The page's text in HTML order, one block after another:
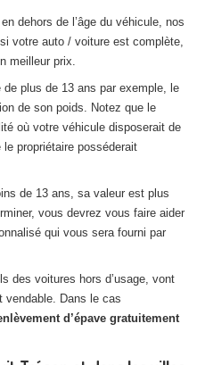
dehors de l’âge du véhicule, nos
votre auto / voiture est complète,
meilleur prix.
plus de 13 ans par exemple, le
de son poids. Notez que le
où votre véhicule disposerait de
propriétaire posséderait
de 13 ans, sa valeur est plus
vous devrez vous faire aider
qui vous sera fourni par
des voitures hors d’usage, vont
vendable. Dans le cas
d’épave gratuitement